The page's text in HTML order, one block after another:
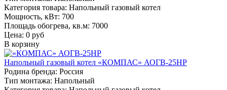
Категория товара: Напольный газовый котел
Мощность, кВт: 700
Площадь обогрева, кв.м: 7000
Цена: 0 руб
В корзину
Напольный газовый котел «КОМПАС» АОГВ-25НР
Родина бренда: Россия
Тип монтажа: Напольный